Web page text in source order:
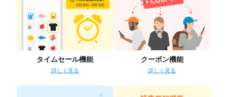
タイムセール機能
詳しく見る
クーポン機能
詳しく見る